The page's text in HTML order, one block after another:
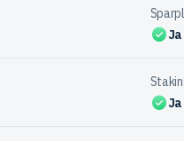
Ja
Ja